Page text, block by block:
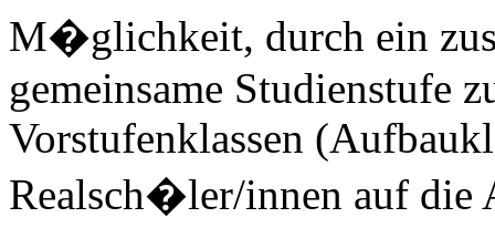
M�glichkeit, durch ein
gemeinsame Studienstufe
Vorstufenklassen
Realsch�ler/innen auf die